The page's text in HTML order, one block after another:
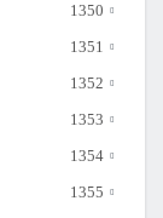
1350
1351
1352
1353
1354
1355